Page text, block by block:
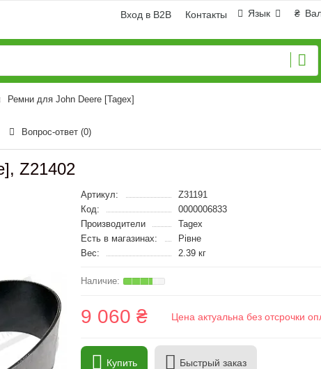
₴
Язык
Вход в B2B Контакты
Ремни для John Deere [Tagex]
Вопрос-ответ (0)
Z21402
Артикул:
Z31191
Код:
0000006833
Производители
Tagex
Есть в магазинах:
Рівне
Вес:
2.39 кг
9 060 ₴ Цена актуальна без отсрочки
Купить Быстрый заказ